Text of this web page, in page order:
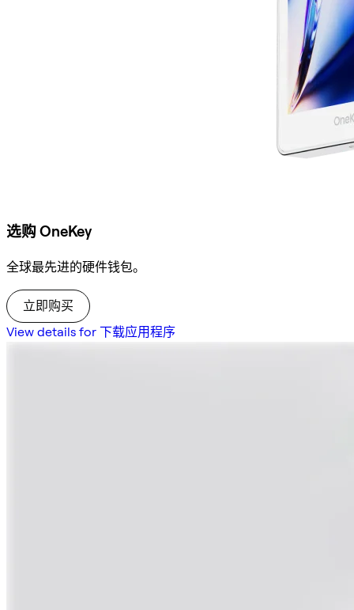
选购 OneKey
全球最先进的硬件钱包。
立即购买
View details for 下载应用程序